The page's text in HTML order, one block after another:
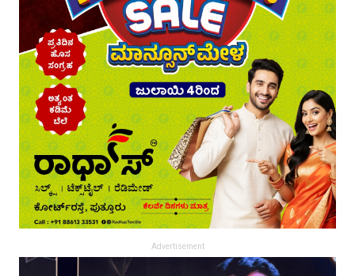
Advertisement